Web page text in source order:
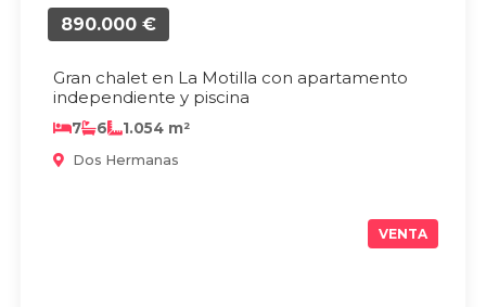
890.000 €
Gran chalet en La Motilla con apartamento
independiente y piscina
7 6 1.054 m²
Dos Hermanas
VENTA